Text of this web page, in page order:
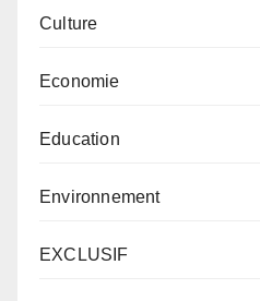
Culture
Economie
Education
Environnement
EXCLUSIF